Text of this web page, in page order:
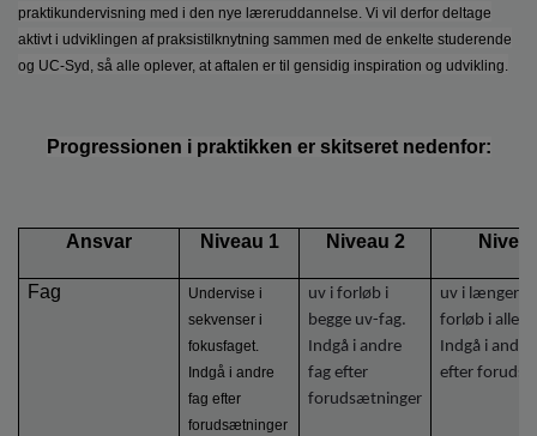
praktikundervisning med i den nye læreruddannelse. Vi vil derfor deltage
aktivt i udviklingen af praksistilknytning sammen med de enkelte studerende
og UC-Syd, så alle oplever, at aftalen er til gensidig inspiration og udvikling.
Progressionen i praktikken er skitseret nedenfor:
Ansvar Niveau 1 Niveau 2
Fag
Undervise i
sekvenser i
fokusfaget.
Indgå i andre
fag efter
forudsætninger
uv i forløb i
begge uv-fag.
Indgå i andre
fag efter
forudsætninger
uv i
forløb i alle 3
Indgå i andre
efter